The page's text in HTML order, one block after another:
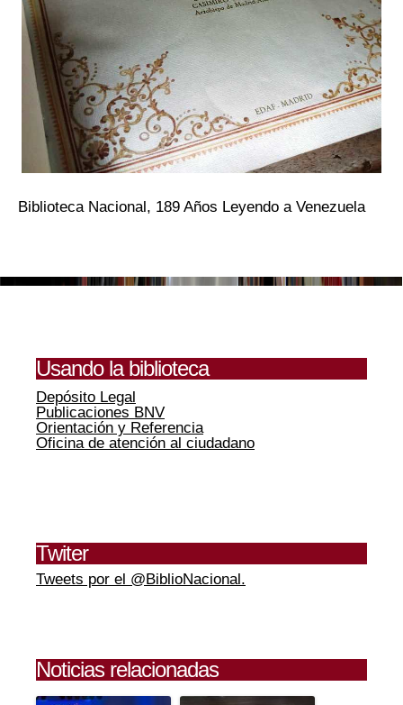
Biblioteca Nacional, 189 Años Leyendo a Venezuela
Usando la biblioteca
Depósito Legal
Publicaciones BNV
Orientación y Referencia
Oficina de atención al ciudadano
Twiter
Tweets por el @BiblioNacional.
Noticias relacionadas